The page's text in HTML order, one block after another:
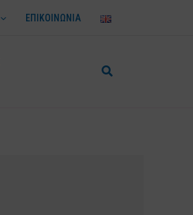
ΕΠΙΚΟΙΝΩΝΙΑ